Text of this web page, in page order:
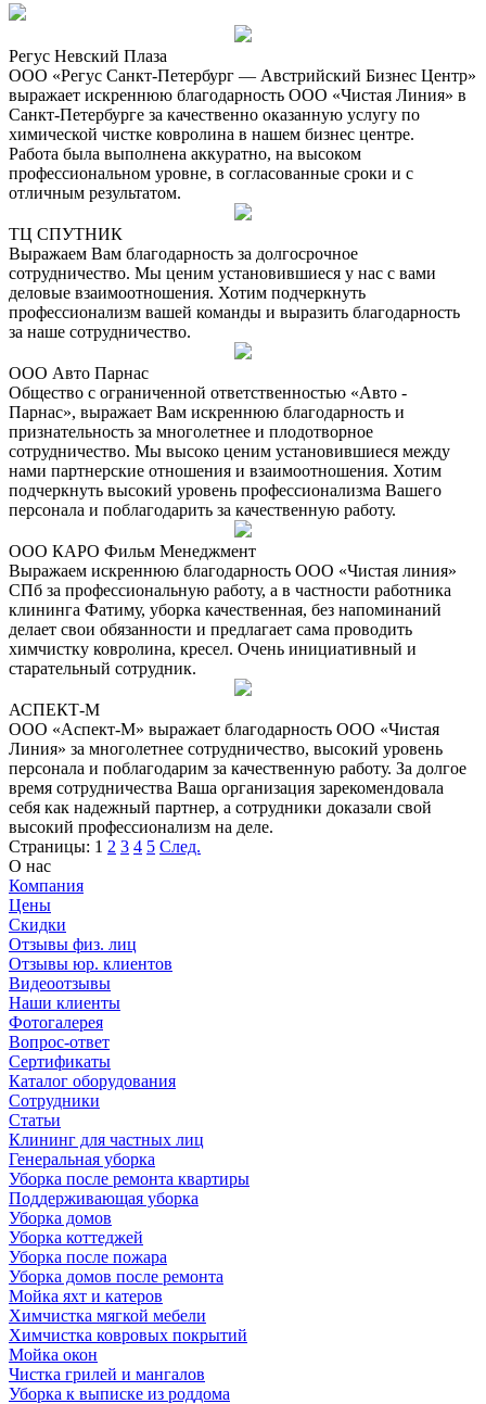
Регус Невский Плаза
ООО «Регус Санкт-Петербург — Австрийский Бизнес Центр»
выражает искреннюю благодарность ООО «Чистая Линия» в
Санкт-Петербурге за качественно оказанную услугу по
химической чистке ковролина в нашем бизнес центре.
Работа была выполнена аккуратно, на высоком
профессиональном уровне, в согласованные сроки и с
отличным результатом.
ТЦ СПУТНИК
Выражаем Вам благодарность за долгосрочное
сотрудничество. Мы ценим установившиеся у нас с вами
деловые взаимоотношения. Хотим подчеркнуть
профессионализм вашей команды и выразить благодарность
за наше сотрудничество.
ООО Авто Парнас
Общество с ограниченной ответственностью «Авто -
Парнас», выражает Вам искреннюю благодарность и
признательность за многолетнее и плодотворное
сотрудничество. Мы высоко ценим установившиеся между
нами партнерские отношения и взаимоотношения. Хотим
подчеркнуть высокий уровень профессионализма Вашего
персонала и поблагодарить за качественную работу.
ООО КАРО Фильм Менеджмент
Выражаем искреннюю благодарность ООО «Чистая линия»
СПб за профессиональную работу, а в частности работника
клининга Фатиму, уборка качественная, без напоминаний
делает свои обязанности и предлагает сама проводить
химчистку ковролина, кресел. Очень инициативный и
старательный сотрудник.
АСПЕКТ-М
ООО «Аспект-М» выражает благодарность ООО «Чистая
Линия» за многолетнее сотрудничество, высокий уровень
персонала и поблагодарим за качественную работу. За долгое
время сотрудничества Ваша организация зарекомендовала
себя как надежный партнер, а сотрудники доказали свой
высокий профессионализм на деле.
Страницы: 1 2 3 4 5 След.
О нас
Компания
Цены
Скидки
Отзывы физ. лиц
Отзывы юр. клиентов
Видеоотзывы
Наши клиенты
Фотогалерея
Вопрос-ответ
Сертификаты
Каталог оборудования
Сотрудники
Статьи
Клининг для частных лиц
Генеральная уборка
Уборка после ремонта квартиры
Поддерживающая уборка
Уборка домов
Уборка коттеджей
Уборка после пожара
Уборка домов после ремонта
Мойка яхт и катеров
Химчистка мягкой мебели
Химчистка ковровых покрытий
Мойка окон
Чистка грилей и мангалов
Уборка к выписке из роддома